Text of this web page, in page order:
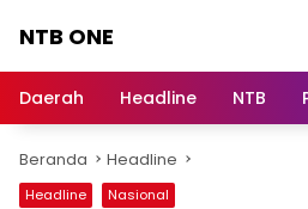
NTB ONE
dan
Berita
Lombok
Daerah Headline NTB
Beranda Headline
Headline Nasional